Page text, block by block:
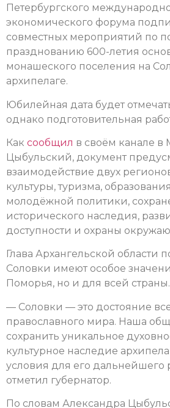
Петербургского
экономического форума
совместных мероприятий по
празднованию 600-летия
монашеского поселения на
архипелаге.
Юбилейная дата будет
однако подготовительная
Как сообщил в своём канале
Цыбульский, документ
взаимодействие двух
культуры, туризма,
молодёжной политики,
исторического наследия,
доступности и охраны
Глава Архангельской области
Соловки имеют особое
Поморья, но и для всей страны.
— Соловки — это достояние
православного мира. Наша
сохранить уникальное
культурное наследие
условия для его дальнейшего
отметил губернатор.
По словам Александра